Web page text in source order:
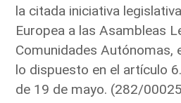
la citada iniciativa
Europea a las Asambleas
Comunidades Autónomas,
lo dispuesto en el artículo
de 19 de mayo. (282/